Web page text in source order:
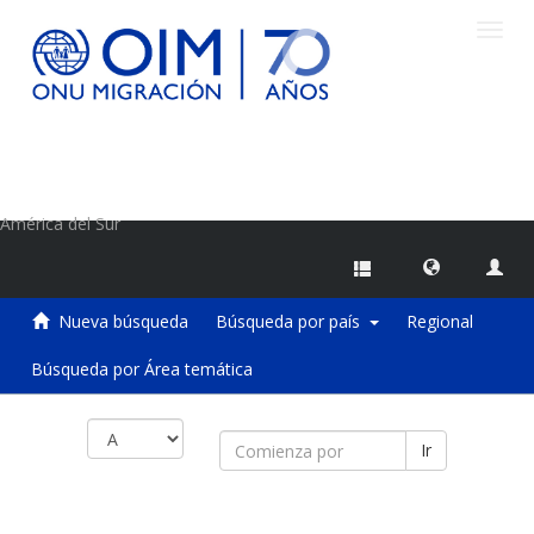
América del Sur
Nueva búsqueda Búsqueda por país Regional
Búsqueda por Área temática
Ir